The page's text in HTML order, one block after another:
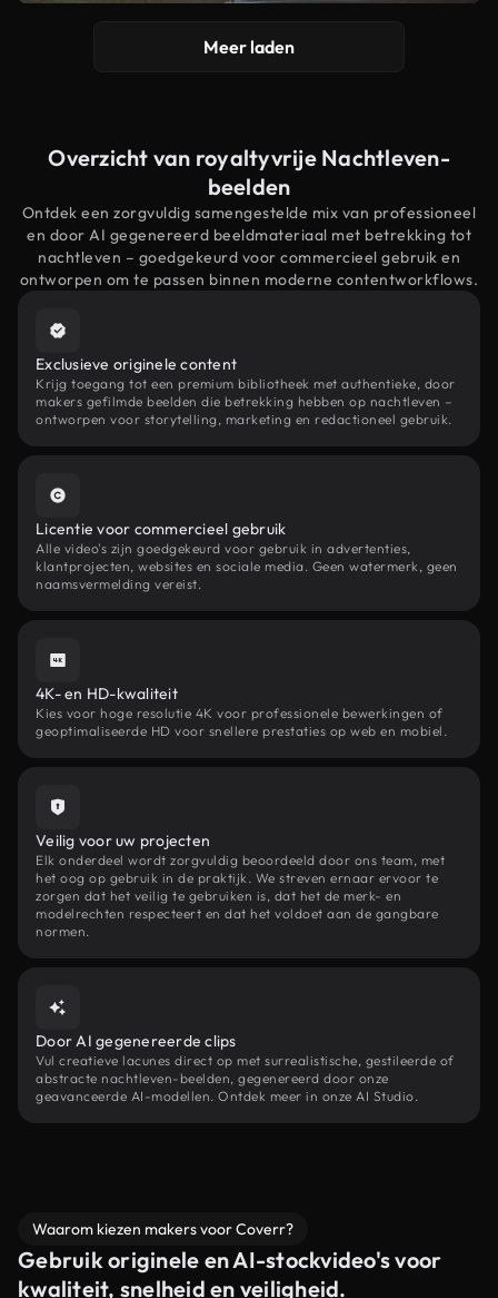
Meer laden
Overzicht van royaltyvrije Nachtleven-
beelden
Ontdek een zorgvuldig samengestelde mix van professioneel
en door AI gegenereerd beeldmateriaal met betrekking tot
nachtleven – goedgekeurd voor commercieel gebruik en
ontworpen om te passen binnen moderne contentworkflows.
Exclusieve originele content
Krijg toegang tot een premium bibliotheek met authentieke, door
makers gefilmde beelden die betrekking hebben op nachtleven –
ontworpen voor storytelling, marketing en redactioneel gebruik.
Licentie voor commercieel gebruik
Alle video's zijn goedgekeurd voor gebruik in advertenties,
klantprojecten, websites en sociale media. Geen watermerk, geen
naamsvermelding vereist.
4K- en HD-kwaliteit
Kies voor hoge resolutie 4K voor professionele bewerkingen of
geoptimaliseerde HD voor snellere prestaties op web en mobiel.
Veilig voor uw projecten
Elk onderdeel wordt zorgvuldig beoordeeld door ons team, met
het oog op gebruik in de praktijk. We streven ernaar ervoor te
zorgen dat het veilig te gebruiken is, dat het de merk- en
modelrechten respecteert en dat het voldoet aan de gangbare
normen.
Door AI gegenereerde clips
Vul creatieve lacunes direct op met surrealistische, gestileerde of
abstracte nachtleven-beelden, gegenereerd door onze
geavanceerde AI-modellen. Ontdek meer in onze AI Studio.
Waarom kiezen makers voor Coverr?
Gebruik originele en AI-stockvideo's voor
kwaliteit, snelheid en veiligheid.